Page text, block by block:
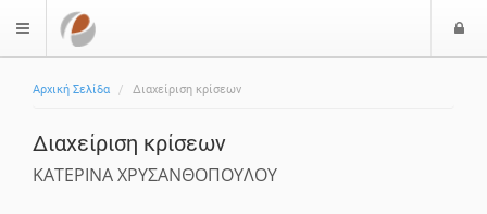
$langMenu
Αρχική Σελίδα Διαχείριση κρίσεων
Διαχείριση κρίσεων
ΚΑΤΕΡΙΝΑ ΧΡΥΣΑΝΘΟΠΟΥΛΟΥ